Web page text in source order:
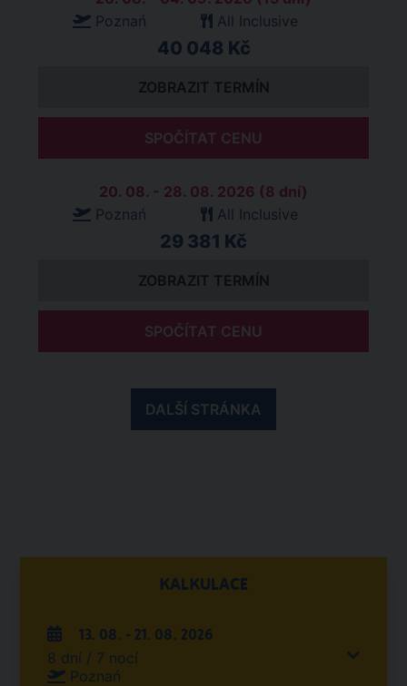
Poznań
All Inclusive
40 048 Kč
ZOBRAZIT TERMÍN
SPOČÍTAT CENU
20. 08. - 28. 08. 2026 (8 dní)
Poznań
All Inclusive
29 381 Kč
ZOBRAZIT TERMÍN
SPOČÍTAT CENU
DALŠÍ STRÁNKA
KALKULACE
13. 08. - 21. 08. 2026
8 dní / 7 nocí
Poznań